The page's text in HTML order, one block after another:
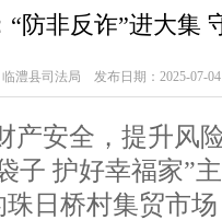
防非反诈”进大集
澧县司法局 发布日期：2025-07-04
产安全，提升风
子 护好幸福家”
日桥村集贸市